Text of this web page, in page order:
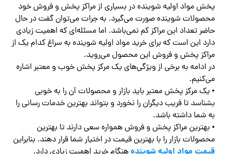
پخش مواد اولیه شوینده در بسیاری از مراکز پخش و فروش خود
محصولات شوینده صورت می‌گیرد. به جرات می‌توان گفت در حال
حاضر تعداد این مراکز کم نمی‌باشد. اما مسئله‌ای که اهمیت زیادی
دارد این است که برای خرید مواد اولیه شوینده به سراغ کدام یک از
مراکز پخش و فروش این محصول می‌روید.
در ادامه به برخی از ویژگی‌های یک مرکز پخش خوب و معتبر اشاره
می‌کنیم.
• یک مرکز پخش معتبر باید بازار و محصولات آن را به خوبی
بشناسد تا فریب دیگران را نخورد و بتواند بهترین خدمات رسانی را
به شما داشته باشد.
• بهترین مراکز پخش و فروش همواره سعی دارند تا بهترین
محصولات بازار را با بهترین قیمت در اختیار شما قرار دهند. بنابراین